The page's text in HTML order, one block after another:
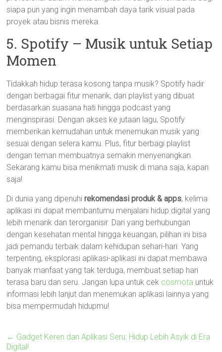
siapa pun yang ingin menambah daya tarik visual pada
proyek atau bisnis mereka.
5. Spotify – Musik untuk Setiap
Momen
Tidakkah hidup terasa kosong tanpa musik? Spotify hadir
dengan berbagai fitur menarik, dari playlist yang dibuat
berdasarkan suasana hati hingga podcast yang
menginspirasi. Dengan akses ke jutaan lagu, Spotify
memberikan kemudahan untuk menemukan musik yang
sesuai dengan selera kamu. Plus, fitur berbagi playlist
dengan teman membuatnya semakin menyenangkan.
Sekarang kamu bisa menikmati musik di mana saja, kapan
saja!
Di dunia yang dipenuhirekomendasi produk & apps, kelima
aplikasi ini dapat membantumu menjalani hidup digital yang
lebih menarik dan terorganisir. Dari yang berhubungan
dengan kesehatan mental hingga keuangan, pilihan ini bisa
jadi pemandu terbaik dalam kehidupan sehari-hari. Yang
terpenting, eksplorasi aplikasi-aplikasi ini dapat membawa
banyak manfaat yang tak terduga, membuat setiap hari
terasa baru dan seru. Jangan lupa untuk cek cosmota untuk
informasi lebih lanjut dan menemukan aplikasi lainnya yang
bisa mempermudah hidupmu!
← Gadget Keren dan Aplikasi Seru: Hidup Lebih Asyik di Era
Digital!